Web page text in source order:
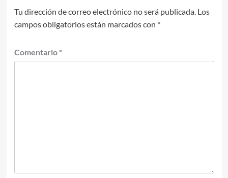
Tu dirección de correo electrónico no será publicada. Los
campos obligatorios están marcados con *
Comentario *